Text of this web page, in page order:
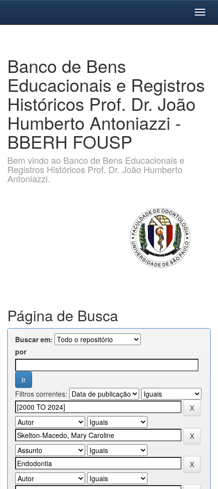
Banco de Bens
Educacionais e Registros
Históricos Prof. Dr. João
Humberto Antoniazzi -
BBERH FOUSP
Bem vindo ao Banco de Bens Educacionais e
Registros Históricos Prof. Dr. João Humberto
Antoniazzi.
Página de Busca
Buscar em:
por
Filtros correntes: